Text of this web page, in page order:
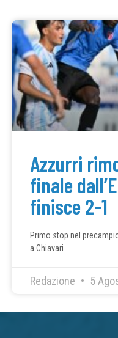
Azzurri
finale
finisce 2-1
Primo stop nel
a Chiavari
Redazione 5